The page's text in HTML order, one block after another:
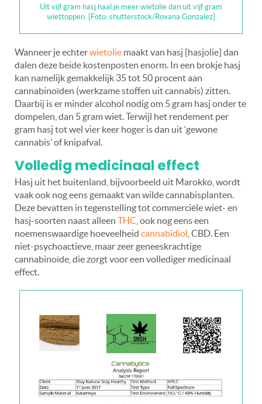
Uit vijf gram hasj haal je meer wietolie dan uit vijf gram
wiettoppen. [Foto: shutterstock/Roxana Gonzalez]
Wanneer je echterwietolie maakt van hasj [hasjolie] dan
dalen deze beide kostenposten enorm. In een brokje hasj
kan namelijk gemakkelijk 35 tot 50 procent aan
cannabinoïden (werkzame stoffen uit cannabis) zitten.
Daarbij is er minder alcohol nodig om 5 gram hasj onder te
dompelen, dan 5 gram wiet. Terwijl het rendement per
gram hasj tot wel vier keer hoger is dan uit ‘gewone
cannabis’ of knipafval.
Volledig medicinaal effect
Hasj uit het buitenland, bijvoorbeeld uit Marokko, wordt
vaak ook nog eens gemaakt van wilde cannabisplanten.
Deze bevatten in tegenstelling tot commerciële wiet- en
hasj-soorten naast alleen THC , ook nog eens een
noemenswaardige hoeveelheid cannabidiol , CBD. Een
niet-psychoactieve, maar zeer geneeskrachtige
cannabinoïde, die zorgt voor een vollediger medicinaal
effect.